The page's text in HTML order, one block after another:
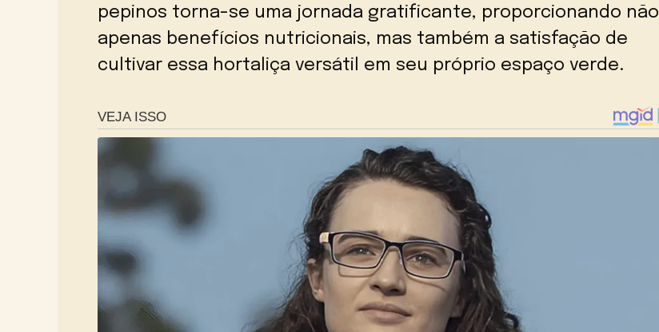
pepinos torna-se uma jornada gratificante, proporcionando não
apenas benefícios nutricionais, mas também a satisfação de
cultivar essa hortaliça versátil em seu próprio espaço verde.